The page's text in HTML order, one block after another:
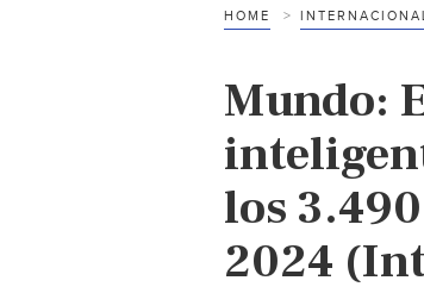
HOME
Mundo:
los
2024